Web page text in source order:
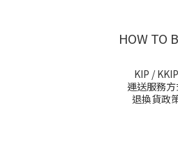
HOW TO
KIP / KKIP
運送服務
退換貨政